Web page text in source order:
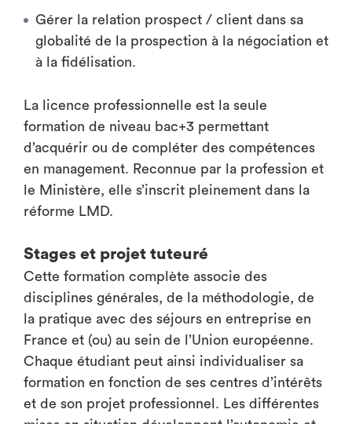
Gérer la relation prospect / client dans sa
globalité de la prospection à la négociation et
à la fidélisation.
La licence professionnelle est la seule
formation de niveau bac+3 permettant
d’acquérir ou de compléter des compétences
en management. Reconnue par la profession et
le Ministère, elle s’inscrit pleinement dans la
réforme LMD.
Stages et projet tuteuré
Cette formation complète associe des
disciplines générales, de la méthodologie, de
la pratique avec des séjours en entreprise en
France et (ou) au sein de l’Union européenne.
Chaque étudiant peut ainsi individualiser sa
formation en fonction de ses centres d’intérêts
et de son projet professionnel. Les différentes